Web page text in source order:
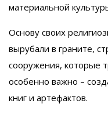
материальной
Основу своих
вырубали в граните,
сооружения, которые
особенно важно –
книг и артефактов.